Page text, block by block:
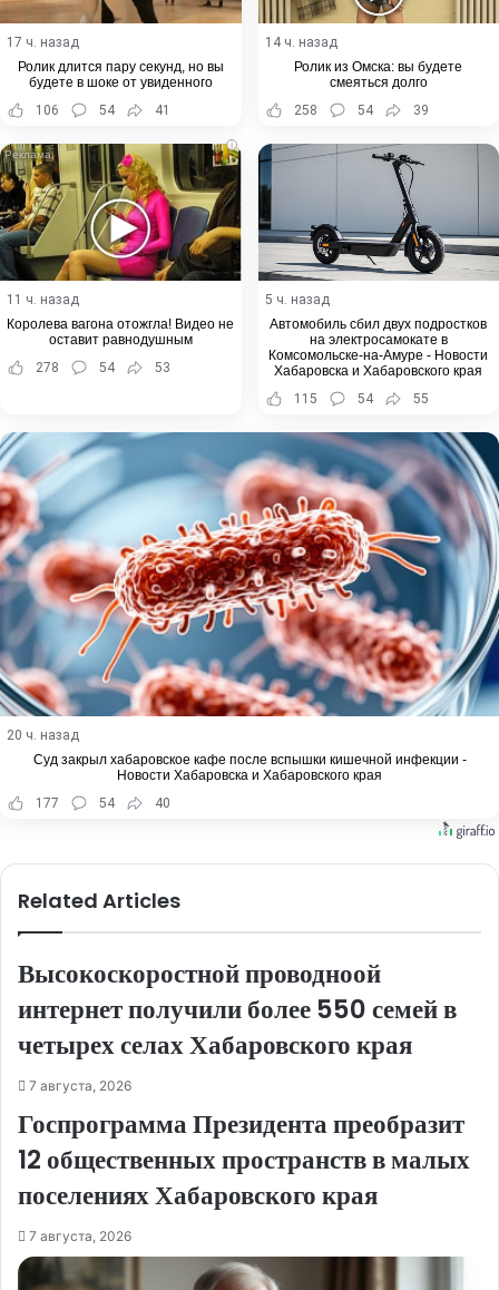
17 ч. назад
Ролик длится пару секунд, но вы
будете в шоке от увиденного
106
54 41
14 ч. назад
Ролик из Омска: вы будете
смеяться долго
258
54 39
i
11 ч. назад
Королева вагона отожгла! Видео не
оставит равнодушным
278
54 53
5 ч. назад
Автомобиль сбил двух подростков
на электросамокате в
Комсомольске-на-Амуре - Новости
Хабаровска и Хабаровского края
115
54 55
20 ч. назад
Суд закрыл хабаровское кафе после вспышки кишечной инфекции -
Новости Хабаровска и Хабаровского края
177
54 40
Related Articles
Высокоскоростной проводноой
интернет получили более 550 семей в
четырех селах Хабаровского края
7 августа, 2026
Госпрограмма Президента преобразит
12 общественных пространств в малых
поселениях Хабаровского края
7 августа, 2026